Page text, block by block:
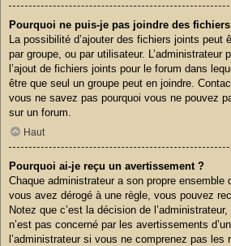
Pourquoi ne puis-je pas joindre des
La possibilité d’ajouter des fichiers joints peut
par groupe, ou par utilisateur. L’administrateur
l’ajout de fichiers joints pour le forum dans
être que seul un groupe peut en joindre.
vous ne savez pas pourquoi vous ne pouvez
sur un forum.
Haut
Pourquoi ai-je reçu un avertissement ?
Chaque administrateur a son propre ensemble
vous avez dérogé à une règle, vous pouvez
Notez que c’est la décision de
n’est pas concerné par les avertissements
l’administrateur si vous ne comprenez pas les